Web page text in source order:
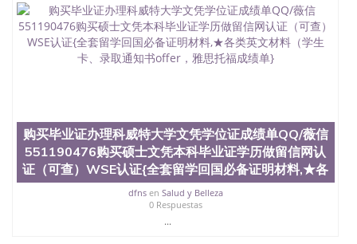
学院的毕业证成绩单所使用的材料，尺寸大小，防伪
结构（包括：水印，阴影底纹，钢印LOGO烫金烫
银，LOGO烫金烫银复合重叠。 文字图案浮雕，激光
镭射，紫外荧光，温感，复印防伪）都有原版本文凭
对照。质量得到了广大海外客户群体的认可，同时和
新信息， 能够在时间掌握的海外学历文凭的样版，尺
寸大小，纸张材质，防伪技术等等，并在时间收集到
原版实物，以求达到客户的需求。 我们的优势： 我
们在保证合理定价的同时，坚持较高性价比，通过品
质和效率不断优化，为您倾情诠释什么是高性价比。
咨询顾问：Sam q/微信:551190476 Q/微
购买毕业证办理科威特大学文凭学位证成绩单QQ/薇信
551190476购买硕士文凭本科毕业证学历做留信网认
证（可查）WSE认证{全套留学回国必备证明材料,★各
dfnsen Salud y Belleza
0 Respuestas
...